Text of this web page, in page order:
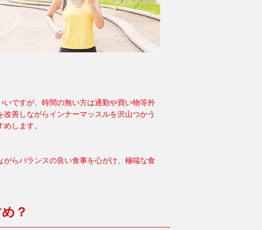
ですが、時間の無い方は通勤や買い物等外
善しながらインナーマッスルを沢山つかう
します。
らバランスの良い食事を心がけ、極端な食
？